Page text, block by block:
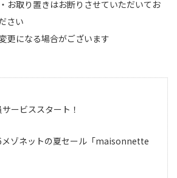
お取り置きはお断りさせていただいてお
さい
更になる場合がございます
ービススタート！
メゾネットの夏セール「maisonnette